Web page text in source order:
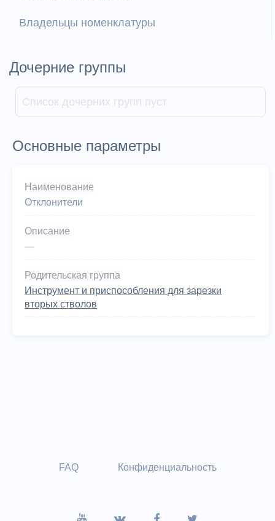
Владельцы номенклатуры
Дочерние группы
Список дочерних групп пуст
Основные параметры
Наименование
Отклонители
Описание
—
Родительская группа
Инструмент и приспособления для зарезки
вторых стволов
FAQ Конфиденциальность